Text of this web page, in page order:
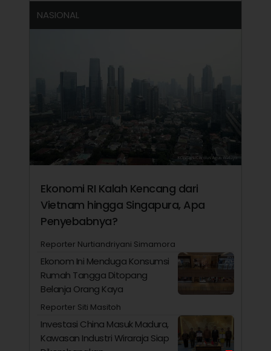
NASIONAL
Ekonomi RI Kalah Kencang dari
Vietnam hingga Singapura, Apa
Penyebabnya?
Reporter Nurtiandriyani Simamora
Ekonom Ini Menduga Konsumsi
Rumah Tangga Ditopang
Belanja Orang Kaya
Reporter Siti Masitoh
Investasi China Masuk Madura,
Kawasan Industri Wiraraja Siap